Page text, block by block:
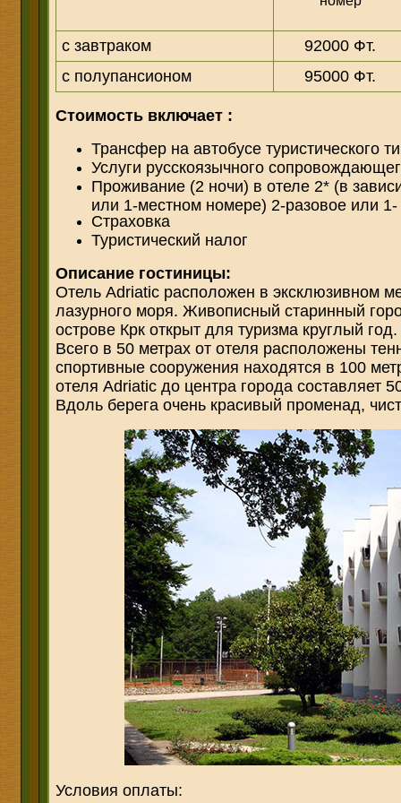
с завтраком
92000 Фт.
с полупансионом
95000 Фт.
Стоимость включает :
Трансфер на автобусе туристического
Услуги русскоязычного
Проживание (2 ночи) в отеле 2* (в
или 1-местном номере) 2-разовое или 1-
Страховка
Туристический налог
Описание гостиницы:
Отель Adriatic расположен в эксклюзивном
лазурного моря. Живописный старинный
острове Крк открыт для туризма круглый год.
Всего в 50 метрах от отеля расположены
спортивные сооружения находятся в 100
отеля Adriatic до центра города составляет
Вдоль берега очень красивый променад,
Условия оплаты: